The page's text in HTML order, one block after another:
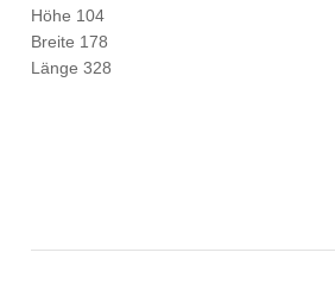
Höhe 104
Breite 178
Länge 328